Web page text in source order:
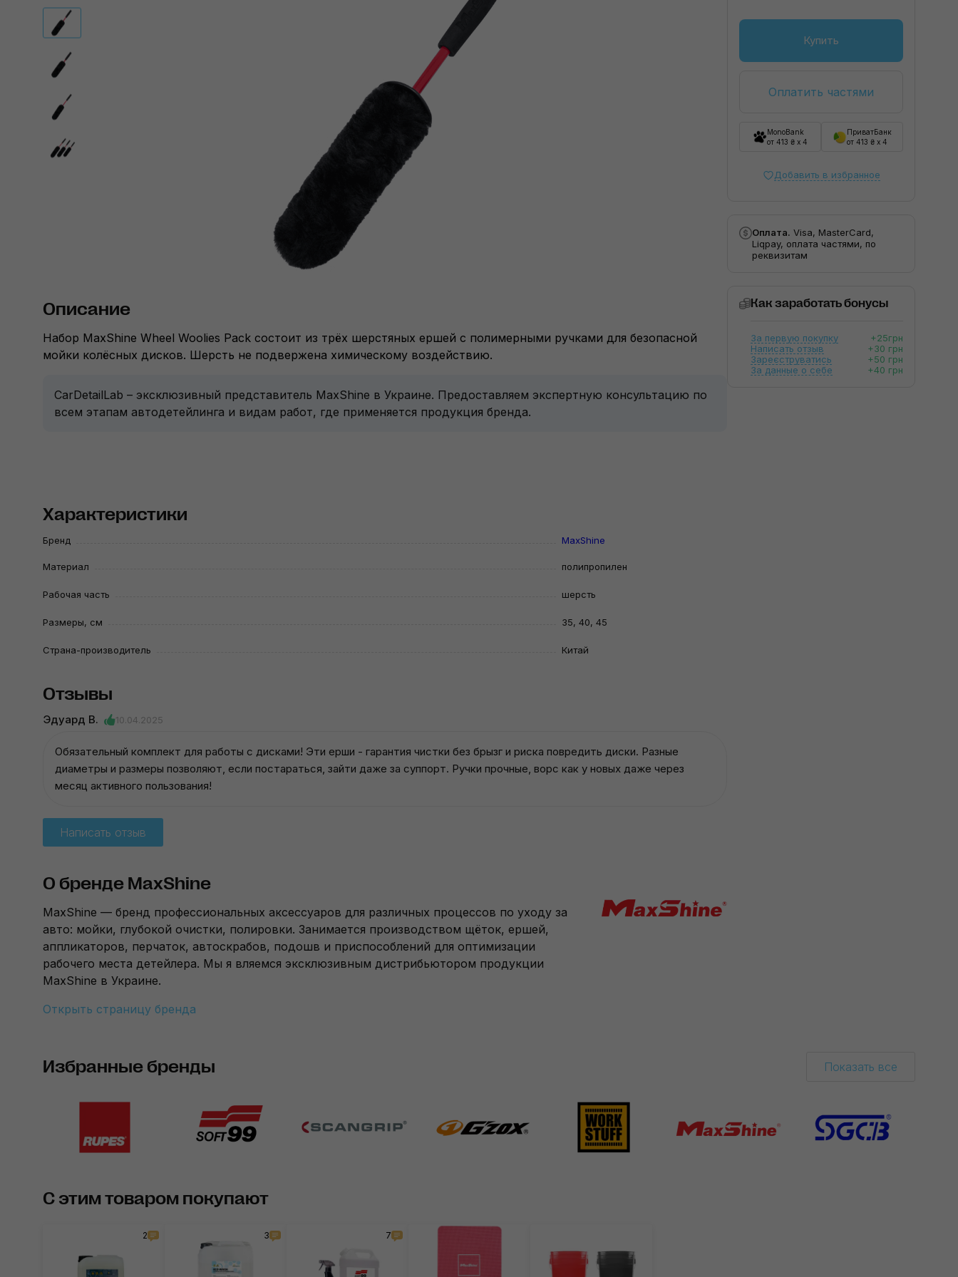
Описание
Набор MaxShine Wheel Woolies Pack состоит из трёх шерстяных ершей с полимерными ручками для безопасной
мойки колёсных дисков. Шерсть не подвержена химическому воздействию.
CarDetailLab – эксклюзивный представитель MaxShine в Украине. Предоставляем экспертную консультацию по
всем этапам автодетейлинга и видам работ, где применяется продукция бренда.
Характеристики
Бренд MaxShine
Материал полипропилен
Рабочая часть шерсть
Размеры, см 35, 40, 45
Страна-производитель Китай
Отзывы
Эдуард В. 10.04.2025
Обязательный комплект для работы с дисками! Эти ерши - гарантия чистки без брызг и риска повредить диски. Разные
диаметры и размеры позволяют, если постараться, зайти даже за суппорт. Ручки прочные, ворс как у новых даже через
месяц активного пользования!
Написать отзыв
О бренде MaxShine
MaxShine — бренд профессиональных аксессуаров для различных процессов по уходу за
авто: мойки, глубокой очистки, полировки. Занимается производством щёток, ершей,
аппликаторов, перчаток, автоскрабов, подошв и приспособлений для оптимизации
рабочего места детейлера. Мы я вляемся эксклюзивным дистрибьютором продукции
MaxShine в Украине.
Открыть страницу бренда
Купить
Оплатить частями
MonoBank
от 413 ₴ x 4
ПриватБанк
от 413 ₴ x 4
Добавить в избранное
Оплата. Visa, MasterCard,
Liqpay, оплата частями, по
реквизитам
Как заработать бонусы
За первую покупку
+25грн
Написать отзыв
+30 грн
Зареєструватись
+50 грн
За данные о себе
+40 грн
Избранные бренды Показать все
С этим товаром покупают
2 3 7